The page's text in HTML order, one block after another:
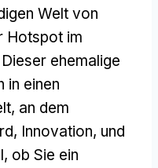
Welt von
Hotspot im
ehemalige
in einen
an dem
Innovation, und
ob Sie ein